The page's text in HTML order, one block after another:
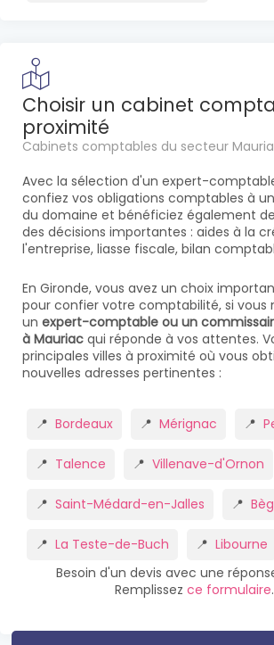
Choisir un cabinet
proximité
Cabinets comptables du secteur
Avec la sélection d'un expert-
confiez vos obligations comptables à
du domaine et bénéficiez également
des décisions importantes : aides à la
l'entreprise, liasse fiscale, bilan
En Gironde, vous avez un choix
pour confier votre comptabilité, si vous
un expert-comptable ou un
à Mauriac qui réponde à vos attentes.
principales villes à proximité où vous
nouvelles adresses pertinentes :
Bordeaux Mérignac
Talence Villenave-d'Ornon
Saint-Médard-en-Jalles
La Teste-de-Buch
Libourne
Besoin d'un devis avec une
Remplissez ce formulaire.